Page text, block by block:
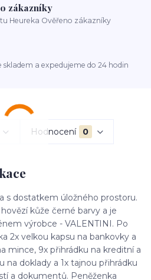
zákazníky
Heureka Ověřeno zákazníky
a expedujeme do 24 hodin
Hodnocení 0
s dostatkem úložného prostoru.
kůže černé barvy a je
výrobce - VALENTINI. Po
2x velkou kapsu na bankovky a
mince, 9x přihrádku na kreditní a
na doklady a 1x tajnou přihrádku
a dokumentů. Peněženka